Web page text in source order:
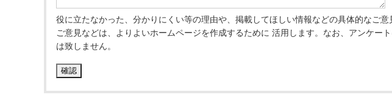
役に立たなかった、分かりにくい等の理由や、掲載してほしい情報などの具体的なご
ご意見などは、よりよいホームページを作成するために 活用します。なお、アンケー
は致しません。